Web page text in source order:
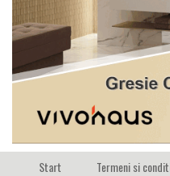
Start Termeni si